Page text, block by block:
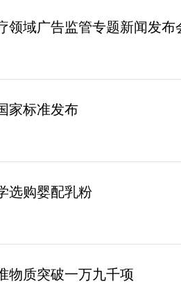
领域广告监管专题新闻发布
家标准发布
选购婴配乳粉
物质突破一万九千项